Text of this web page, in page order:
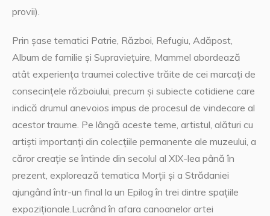
provii).
Prin șase tematici Patrie, Război, Refugiu, Adăpost,
Album de familie și Supraviețuire, Mammel abordează
atât experiența traumei colective trăite de cei marcați de
consecințele războiului, precum și subiecte cotidiene care
indică drumul anevoios impus de procesul de vindecare al
acestor traume. Pe lângă aceste teme, artistul, alături cu
artiști importanți din colecțiile permanente ale muzeului, a
căror creație se întinde din secolul al XIX-lea până în
prezent, explorează tematica Morții și a Strădaniei
ajungând într-un final la un Epilog în trei dintre spațiile
expoziționale.Lucrând în afara canoanelor artei